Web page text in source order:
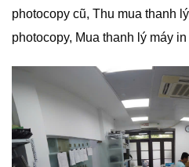
photocopy cũ, Thu mua thanh
photocopy, Mua thanh lý máy in